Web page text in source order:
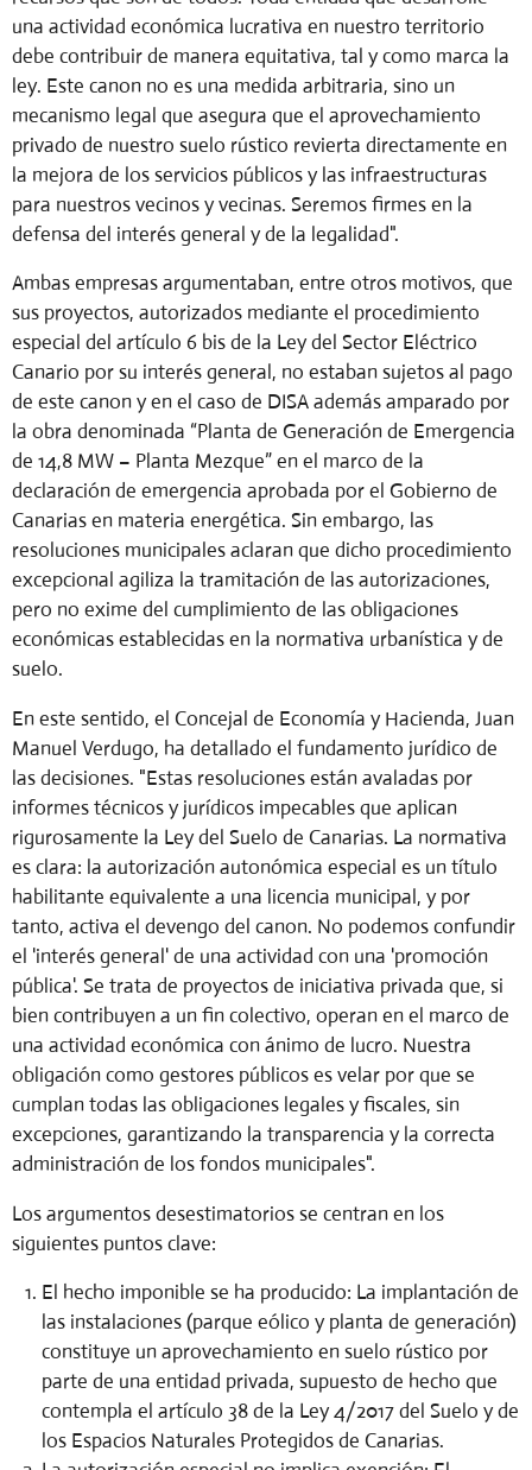
una actividad económica lucrativa en nuestro territorio
debe contribuir de manera equitativa, tal y como marca la
ley. Este canon no es una medida arbitraria, sino un
mecanismo legal que asegura que el aprovechamiento
privado de nuestro suelo rústico revierta directamente en
la mejora de los servicios públicos y las infraestructuras
para nuestros vecinos y vecinas. Seremos firmes en la
defensa del interés general y de la legalidad".
Ambas empresas argumentaban, entre otros motivos, que
sus proyectos, autorizados mediante el procedimiento
especial del artículo 6 bis de la Ley del Sector Eléctrico
Canario por su interés general, no estaban sujetos al pago
de este canon y en el caso de DISA además amparado por
la obra denominada “Planta de Generación de Emergencia
de 14,8 MW – Planta Mezque” en el marco de la
declaración de emergencia aprobada por el Gobierno de
Canarias en materia energética. Sin embargo, las
resoluciones municipales aclaran que dicho procedimiento
excepcional agiliza la tramitación de las autorizaciones,
pero no exime del cumplimiento de las obligaciones
económicas establecidas en la normativa urbanística y de
suelo.
En este sentido, el Concejal de Economía y Hacienda, Juan
Manuel Verdugo, ha detallado el fundamento jurídico de
las decisiones. "Estas resoluciones están avaladas por
informes técnicos y jurídicos impecables que aplican
rigurosamente la Ley del Suelo de Canarias. La normativa
es clara: la autorización autonómica especial es un título
habilitante equivalente a una licencia municipal, y por
tanto, activa el devengo del canon. No podemos confundir
el 'interés general' de una actividad con una 'promoción
pública'. Se trata de proyectos de iniciativa privada que, si
bien contribuyen a un fin colectivo, operan en el marco de
una actividad económica con ánimo de lucro. Nuestra
obligación como gestores públicos es velar por que se
cumplan todas las obligaciones legales y fiscales, sin
excepciones, garantizando la transparencia y la correcta
administración de los fondos municipales".
Los argumentos desestimatorios se centran en los
siguientes puntos clave:
El hecho imponible se ha producido: La implantación de
las instalaciones (parque eólico y planta de generación)
constituye un aprovechamiento en suelo rústico por
parte de una entidad privada, supuesto de hecho que
contempla el artículo 38 de la Ley 4/2017 del Suelo y de
los Espacios Naturales Protegidos de Canarias.